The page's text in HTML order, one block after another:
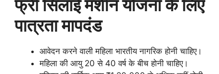
फ्री सिलाई मशीन योजना के लिए
पात्रता मापदंड
आवेदन करने वाली महिला भारतीय नागरिक होनी चाहिए।
महिला की आयु 20 से 40 वर्ष के बीच होनी चाहिए।